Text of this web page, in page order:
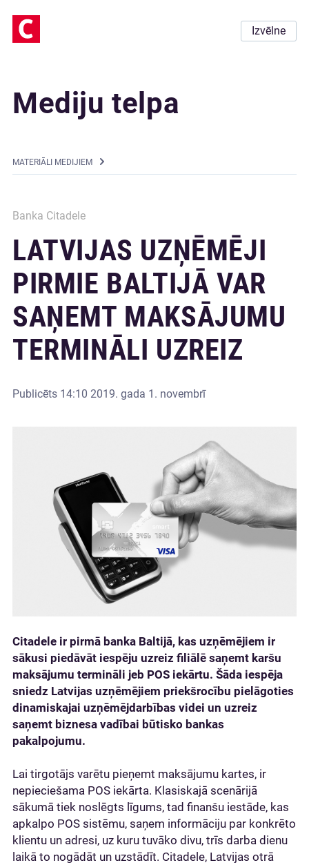
Izvēlne
Mediju telpa
MATERIĀLI MEDIJIEM
Banka Citadele
LATVIJAS UZŅĒMĒJI
PIRMIE BALTIJĀ VAR
SAŅEMT MAKSĀJUMU
TERMINĀLI UZREIZ
Publicēts 14:10 2019. gada 1. novembrī
Citadele ir pirmā banka Baltijā, kas uzņēmējiem ir
sākusi piedāvāt iespēju uzreiz filiālē saņemt karšu
maksājumu termināli jeb POS iekārtu. Šāda iespēja
sniedz Latvijas uzņēmējiem priekšrocību pielāgoties
dinamiskajai uzņēmējdarbības videi un uzreiz
saņemt biznesa vadībai būtisko bankas
pakalpojumu.
Lai tirgotājs varētu pieņemt maksājumu kartes, ir
nepieciešama POS iekārta. Klasiskajā scenārijā
sākumā tiek noslēgts līgums, tad finanšu iestāde, kas
apkalpo POS sistēmu, saņem informāciju par konkrēto
klientu un adresi, uz kuru tuvāko divu, trīs darba dienu
laikā to nogādāt un uzstādīt. Citadele, Latvijas otrā